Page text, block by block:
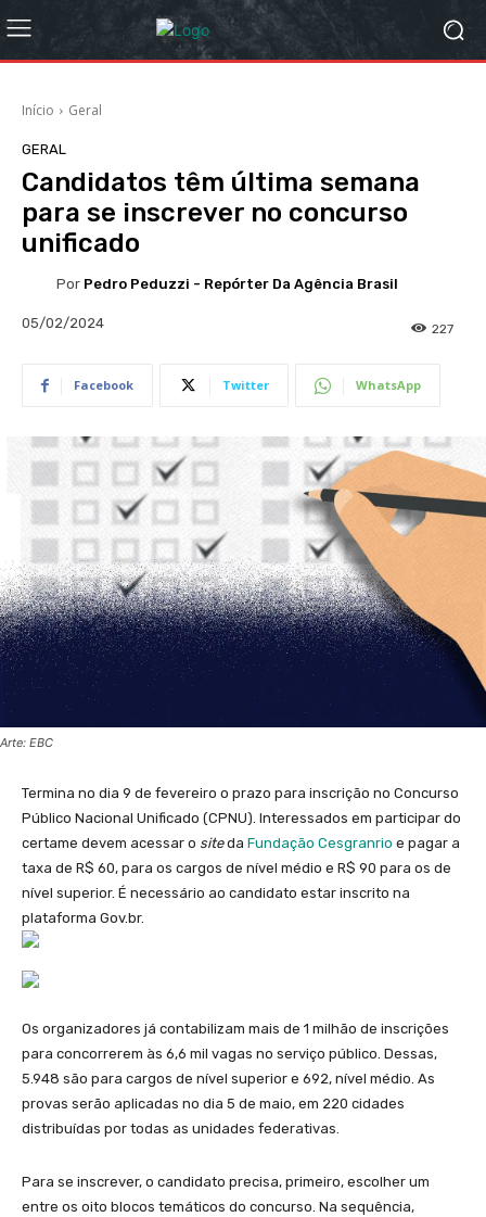
Início Geral
GERAL
Candidatos têm última semana
para se inscrever no concurso
unificado
Por Pedro Peduzzi - Repórter Da Agência Brasil
05/02/2024 227
Facebook Twitter WhatsApp
Arte: EBC
Termina no dia 9 de fevereiro o prazo para inscrição no Concurso
Público Nacional Unificado (CPNU). Interessados em participar do
certame devem acessar o siteda Fundação Cesgranrio e pagar a
taxa de R$ 60, para os cargos de nível médio e R$ 90 para os de
nível superior. É necessário ao candidato estar inscrito na
plataforma Gov.br.
Os organizadores já contabilizam mais de 1 milhão de inscrições
para concorrerem às 6,6 mil vagas no serviço público. Dessas,
5.948 são para cargos de nível superior e 692, nível médio. As
provas serão aplicadas no dia 5 de maio, em 220 cidades
distribuídas por todas as unidades federativas.
Para se inscrever, o candidato precisa, primeiro, escolher um
entre os oito blocos temáticos do concurso. Na sequência,